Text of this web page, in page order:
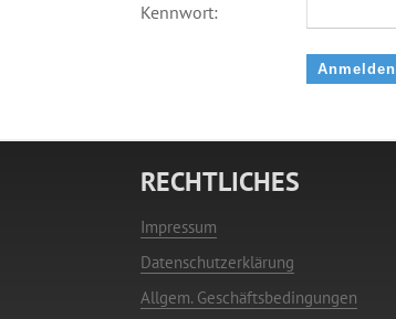
Kennwort:
RECHTLICHES
Impressum
Datenschutzerklärung
Allgem. Geschäftsbedingungen